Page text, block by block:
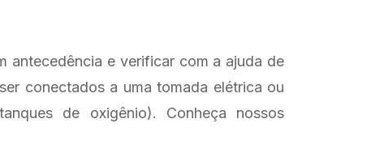
antecedência e verificar com a ajuda de
conectados a uma tomada elétrica ou
de oxigênio). Conheça nossos